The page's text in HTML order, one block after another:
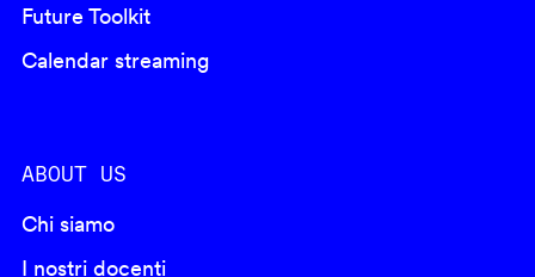
Future Toolkit
Calendar streaming
ABOUT US
Chi siamo
I nostri docenti